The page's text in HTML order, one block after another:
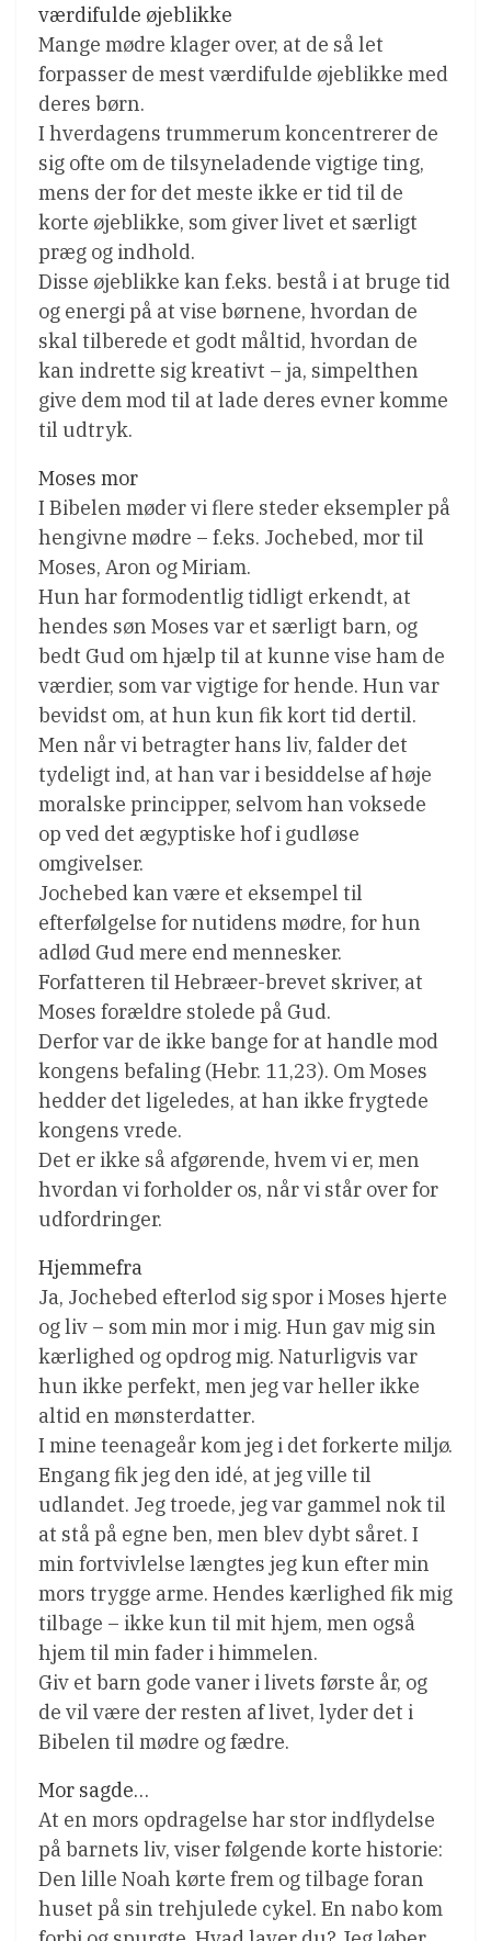
værdifulde øjeblikke
Mange mødre klager over, at de så let
forpasser de mest værdifulde øjeblikke med
deres børn.
I hverdagens trummerum koncentrerer de
sig ofte om de tilsyneladende vigtige ting,
mens der for det meste ikke er tid til de
korte øjeblikke, som giver livet et særligt
præg og indhold.
Disse øjeblikke kan f.eks. bestå i at bruge tid
og energi på at vise børnene, hvordan de
skal tilberede et godt måltid, hvordan de
kan indrette sig kreativt – ja, simpelthen
give dem mod til at lade deres evner komme
til udtryk.
Moses mor
I Bibelen møder vi flere steder eksempler på
hengivne mødre – f.eks. Jochebed, mor til
Moses, Aron og Miriam.
Hun har formodentlig tidligt erkendt, at
hendes søn Moses var et særligt barn, og
bedt Gud om hjælp til at kunne vise ham de
værdier, som var vigtige for hende. Hun var
bevidst om, at hun kun fik kort tid dertil.
Men når vi betragter hans liv, falder det
tydeligt ind, at han var i besiddelse af høje
moralske principper, selvom han voksede
op ved det ægyptiske hof i gudløse
omgivelser.
Jochebed kan være et eksempel til
efterfølgelse for nutidens mødre, for hun
adlød Gud mere end mennesker.
Forfatteren til Hebræer-brevet skriver, at
Moses forældre stolede på Gud.
Derfor var de ikke bange for at handle mod
kongens befaling (Hebr. 11,23). Om Moses
hedder det ligeledes, at han ikke frygtede
kongens vrede.
Det er ikke så afgørende, hvem vi er, men
hvordan vi forholder os, når vi står over for
udfordringer.
Hjemmefra
Ja, Jochebed efterlod sig spor i Moses hjerte
og liv – som min mor i mig. Hun gav mig sin
kærlighed og opdrog mig. Naturligvis var
hun ikke perfekt, men jeg var heller ikke
altid en mønsterdatter.
I mine teenageår kom jeg i det forkerte miljø.
Engang fik jeg den idé, at jeg ville til
udlandet. Jeg troede, jeg var gammel nok til
at stå på egne ben, men blev dybt såret. I
min fortvivlelse længtes jeg kun efter min
mors trygge arme. Hendes kærlighed fik mig
tilbage – ikke kun til mit hjem, men også
hjem til min fader i himmelen.
Giv et barn gode vaner i livets første år, og
de vil være der resten af livet, lyder det i
Bibelen til mødre og fædre.
Mor sagde…
At en mors opdragelse har stor indflydelse
på barnets liv, viser følgende korte historie:
Den lille Noah kørte frem og tilbage foran
huset på sin trehjulede cykel. En nabo kom